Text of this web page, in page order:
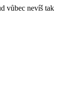
vůbec nevíš tak